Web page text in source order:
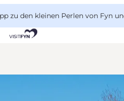
zu den kleinen Perlen von Fyn